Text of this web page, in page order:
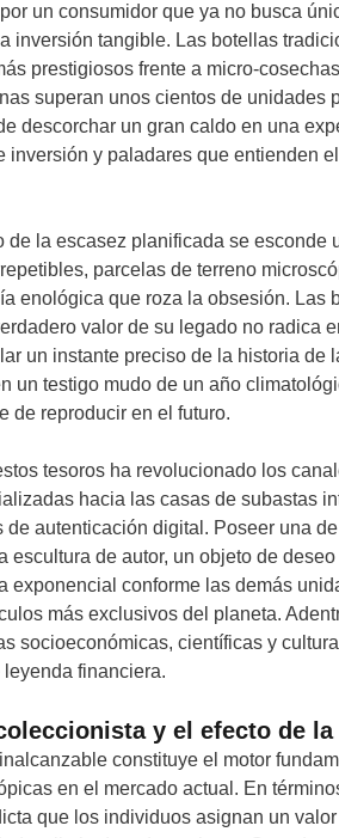
un consumidor que ya no busca
inversión tangible. Las botellas
prestigiosos frente a micro-
superan unos cientos de unidades
descorchar un gran caldo en una
inversión y paladares que entienden
de la escasez planificada se esconde
parcelas de terreno
enológica que roza la obsesión. Las
valor de su legado no radica
un instante preciso de la historia de
un testigo mudo de un año
de reproducir en el futuro.
tesoros ha revolucionado los
hacia las casas de subastas
de autenticación digital. Poseer una
escultura de autor, un objeto de
exponencial conforme las demás
más exclusivos del planeta.
socioeconómicas, científicas y
financiera.
y el efecto de la
constituye el motor
en el mercado actual. En
que los individuos asignan un